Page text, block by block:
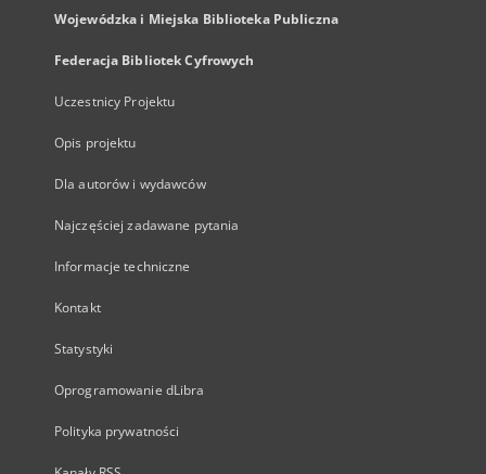
Wojewódzka i Miejska Biblioteka Publiczna
Federacja Bibliotek Cyfrowych
Uczestnicy Projektu
Opis projektu
Dla autorów i wydawców
Najczęściej zadawane pytania
Informacje techniczne
Kontakt
Statystyki
Oprogramowanie dLibra
Polityka prywatności